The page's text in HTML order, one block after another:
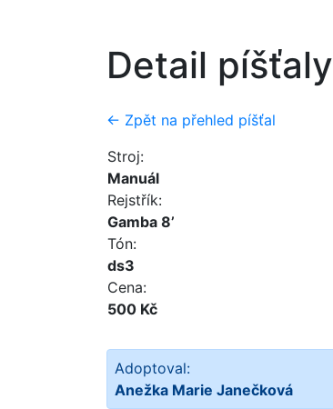
Detail píšťaly
← Zpět na přehled píšťal
Stroj:
Manuál
Rejstřík:
Gamba 8’
Tón:
ds3
Cena:
500 Kč
Adoptoval:
Anežka Marie Janečková